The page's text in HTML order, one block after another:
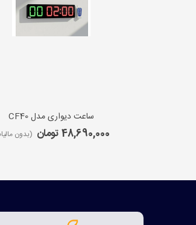
ساعت دیواری مدل CF40
48,690,000 تومان (بدون